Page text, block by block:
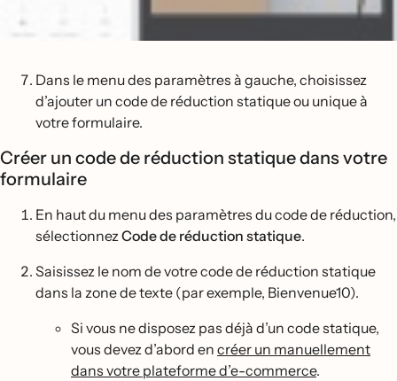
Dans le menu des paramètres à gauche, choisissez
d’ajouter un code de réduction statique ou unique à
votre formulaire.
Créer un code de réduction statique dans votre
formulaire
En haut du menu des paramètres du code de réduction,
sélectionnezCode de réduction statique.
Saisissez le nom de votre code de réduction statique
dans la zone de texte (par exemple, Bienvenue10).
Si vous ne disposez pas déjà d’un code statique,
vous devez d’abord en créer un manuellement
dans votre plateforme d’e-commerce.